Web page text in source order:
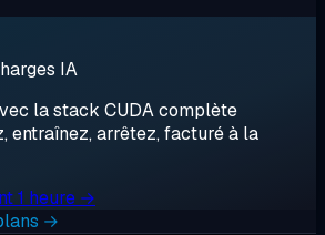
IA
la stack CUDA complète
entraînez, arrêtez, facturé à la
1 heure →
→